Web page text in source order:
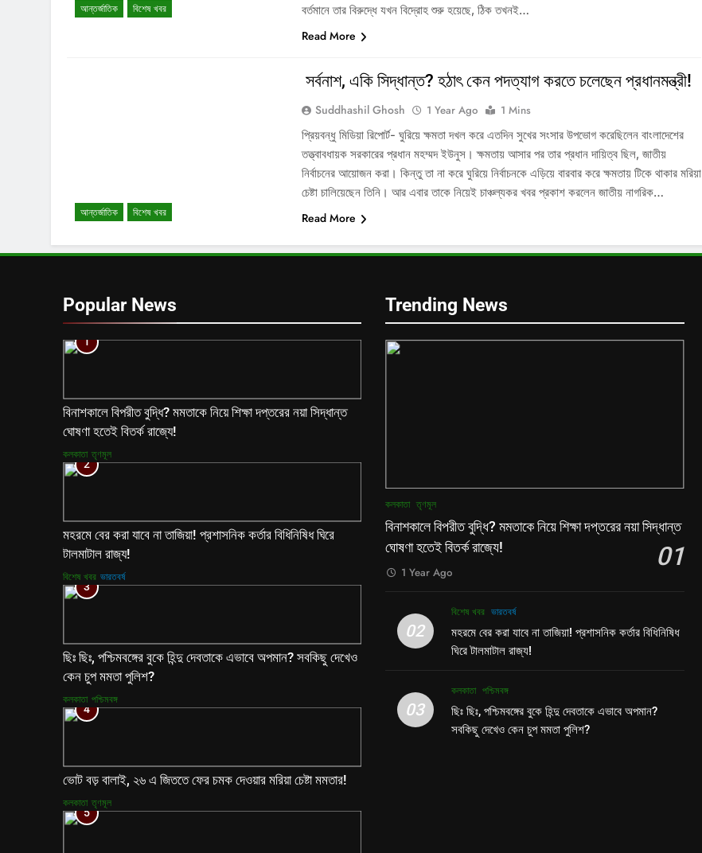
আন্তর্জাতিক বিশেষ খবর
বর্তমানে তার বিরুদ্ধে যখন বিদ্রোহ শুরু হয়েছে, ঠিক তখনই…
Read More
আন্তর্জাতিক বিশেষ খবর
সর্বনাশ, একি সিদ্ধান্ত? হঠাৎ কেন পদত্যাগ করতে চলেছেন প্রধানমন্ত্রী!
Suddhashil Ghosh 1 Year Ago
1 Mins
প্রিয়বন্ধু মিডিয়া রিপোর্ট- ঘুরিয়ে ক্ষমতা দখল করে এতদিন সুখের সংসার উপভোগ করেছিলেন বাংলাদেশের
তত্ত্বাবধায়ক সরকারের প্রধান মহম্মদ ইউনুস। ক্ষমতায় আসার পর তার প্রধান দায়িত্ব ছিল, জাতীয়
নির্বাচনের আয়োজন করা। কিন্তু তা না করে ঘুরিয়ে নির্বাচনকে এড়িয়ে বারবার করে ক্ষমতায় টিকে থাকার মরিয়া
চেষ্টা চালিয়েছেন তিনি। আর এবার তাকে নিয়েই চাঞ্চল্যকর খবর প্রকাশ করলেন জাতীয় নাগরিক…
Read More
Popular News
1
বিনাশকালে বিপরীত বুদ্ধি? মমতাকে নিয়ে শিক্ষা দপ্তরের নয়া সিদ্ধান্ত
ঘোষণা হতেই বিতর্ক রাজ্যে!
কলকাতা তৃণমূল
2
মহরমে বের করা যাবে না তাজিয়া! প্রশাসনিক কর্তার বিধিনিষিধ ঘিরে
টালমাটাল রাজ্য!
বিশেষ খবর ভারতবর্ষ
3
ছিঃ ছিঃ, পশ্চিমবঙ্গের বুকে হিন্দু দেবতাকে এভাবে অপমান? সবকিছু দেখেও
কেন চুপ মমতা পুলিশ?
কলকাতা পশ্চিমবঙ্গ
4
ভোট বড় বালাই, ২৬ এ জিততে ফের চমক দেওয়ার মরিয়া চেষ্টা মমতার!
কলকাতা তৃণমূল
5
Trending News
কলকাতা তৃণমূল
বিনাশকালে বিপরীত বুদ্ধি? মমতাকে নিয়ে শিক্ষা দপ্তরের নয়া সিদ্ধান্ত
ঘোষণা হতেই বিতর্ক রাজ্যে!
01
1 Year Ago
02
বিশেষ খবর ভারতবর্ষ
মহরমে বের করা যাবে না তাজিয়া! প্রশাসনিক কর্তার বিধিনিষিধ
ঘিরে টালমাটাল রাজ্য!
03
কলকাতা পশ্চিমবঙ্গ
ছিঃ ছিঃ, পশ্চিমবঙ্গের বুকে হিন্দু দেবতাকে এভাবে অপমান?
সবকিছু দেখেও কেন চুপ মমতা পুলিশ?